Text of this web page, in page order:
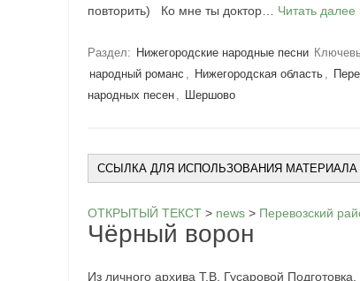
повторить) Ко мне ты доктор… Читать далее
Раздел: Нижегородские народные песни
народный романс , Нижегородская область ,
народных песен , Шершово
ССЫЛКА ДЛЯ ИСПОЛЬЗОВАНИЯ МАТЕРИАЛА
ОТКРЫТЫЙ ТЕКСТ > news > Перевозский
Чёрный ворон
Из личного архива Т.В. Гусаровой